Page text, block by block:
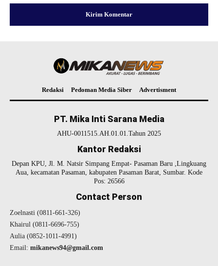
Redaksi Pedoman Media Siber Advertisment
PT. Mika Inti Sarana Media
AHU-0011515.AH.01.01.Tahun 2025
Kantor Redaksi
Depan KPU, Jl. M. Natsir Simpang Empat- Pasaman Baru ,Lingkuang
Aua, kecamatan Pasaman, kabupaten Pasaman Barat, Sumbar. Kode
Pos: 26566
Contact Person
Zoelnasti (0811-661-326)
Khairul (0811-6696-755)
Aulia (0852-1011-4991)
Email: mikanews94@gmail.com